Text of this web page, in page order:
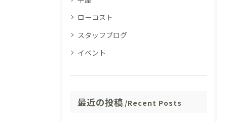
ローコスト
スタッフブログ
イベント
最近の投稿 Recent Posts